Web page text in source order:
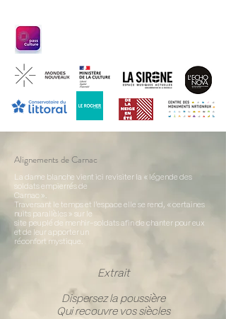
Alignements de Carnac
La dame blanche vient ici revisiter la « légende des
soldats empierrés de
Carnac ».
Traversant le temps et l’espace elle se rend, « certaines
nuits parallèles » sur le
site peuplé de menhir-soldats afin de chanter pour eux
et de leur apporter un
réconfort mystique.
Extrait
Dispersez la poussière
Qui recouvre vos siècles